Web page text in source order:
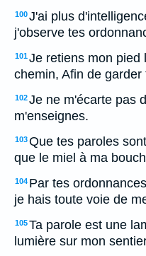
100J'ai plus
j'observe tes
101Je retiens mon pied
chemin, Afin de garder
102Je ne m'écarte pas
m'enseignes.
103Que tes paroles
que le miel à ma
104 Par tes
je hais toute voie de
105Ta parole est une
lumière sur mon